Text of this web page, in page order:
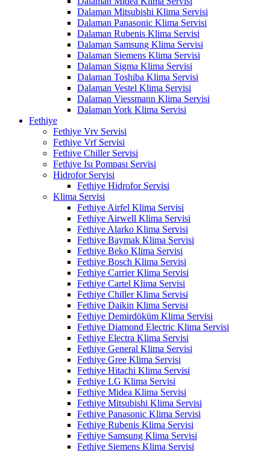
Dalaman Mitsubishi Klima Servisi
Dalaman Panasonic Klima Servisi
Dalaman Rubenis Klima Servisi
Dalaman Samsung Klima Servisi
Dalaman Siemens Klima Servisi
Dalaman Sigma Klima Servisi
Dalaman Toshiba Klima Servisi
Dalaman Vestel Klima Servisi
Dalaman Viessmann Klima Servisi
Dalaman York Klima Servisi
Fethiye
Fethiye Vrv Servisi
Fethiye Vrf Servisi
Fethiye Chiller Servisi
Fethiye Isı Pompası Servisi
Hidrofor Servisi
Fethiye Hidrofor Servisi
Klima Servisi
Fethiye Airfel Klima Servisi
Fethiye Airwell Klima Servisi
Fethiye Alarko Klima Servisi
Fethiye Baymak Klima Servisi
Fethiye Beko Klima Servisi
Fethiye Bosch Klima Servisi
Fethiye Carrier Klima Servisi
Fethiye Cartel Klima Servisi
Fethiye Chiller Klima Servisi
Fethiye Daikin Klima Servisi
Fethiye Demirdöküm Klima Servisi
Fethiye Diamond Electric Klima Servisi
Fethiye Electra Klima Servisi
Fethiye General Klima Servisi
Fethiye Gree Klima Servisi
Fethiye Hitachi Klima Servisi
Fethiye LG Klima Servisi
Fethiye Midea Klima Servisi
Fethiye Mitsubishi Klima Servisi
Fethiye Panasonic Klima Servisi
Fethiye Rubenis Klima Servisi
Fethiye Samsung Klima Servisi
Fethiye Siemens Klima Servisi